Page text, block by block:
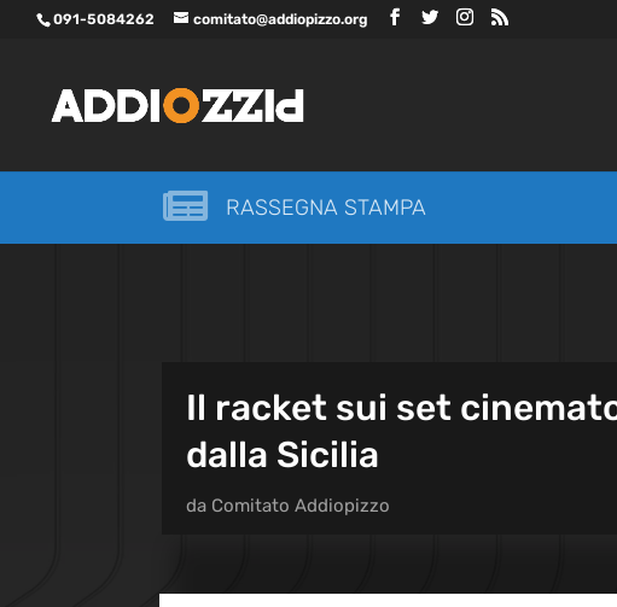
091-5084262 comitato@addiopizzo.org
 RASSEGNA STAMPA
Il racket sui set
dalla Sicilia
da Comitato Addiopizzo